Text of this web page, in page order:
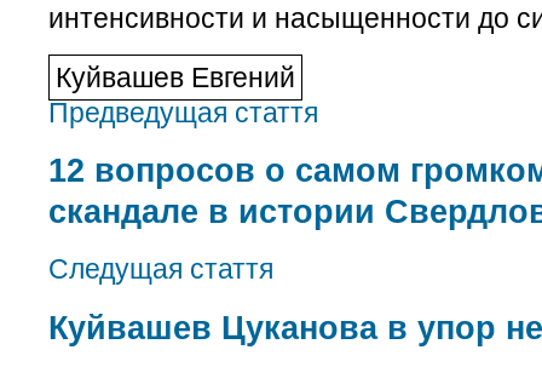
интенсивности и насыщенности до
Куйвашев Евгений
Предведущая стаття
12 вопросов о самом
скандале в истории
Следущая стаття
Куйвашев Цуканова в упор